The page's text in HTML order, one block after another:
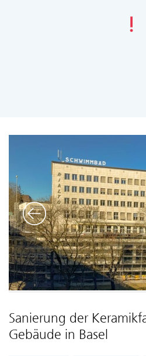
Sanierung der
Gebäude in Basel